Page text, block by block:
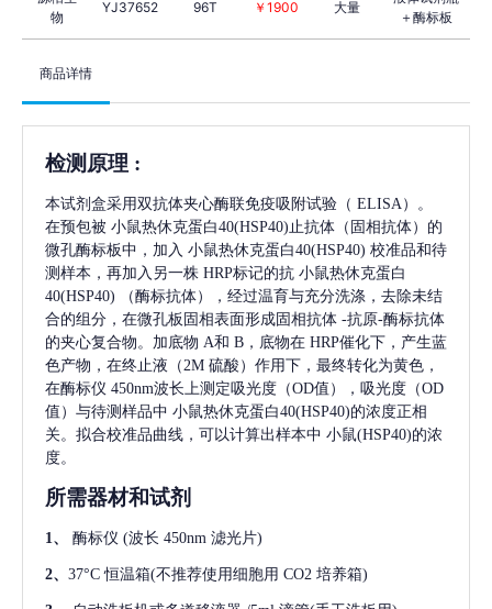
物
YJ37652 96T ￥1900 大量
＋酶标板
商品详情
检测原理 :
本试剂盒采用双抗体夹心酶联免疫吸附试验（ ELISA）。
在预包被 小鼠热休克蛋白40(HSP40)止抗体（固相抗体）的
微孔酶标板中，加入 小鼠热休克蛋白40(HSP40) 校准品和待
测样本，再加入另一株 HRP标记的抗 小鼠热休克蛋白
40(HSP40)
（酶标抗体），经过温育与充分洗涤，去除未结
合的组分，在微孔板固相表面形成固相抗体 -抗原-酶标抗体
的夹心复合物。加底物 A和 B，底物在 HRP催化下，产生蓝
色产物，在终止液（2M 硫酸）作用下，最终转化为黄色，
在酶标仪 450nm波长上测定吸光度（OD值），吸光度（OD
值）与待测样品中 小鼠热休克蛋白40(HSP40)的浓度正相
关。拟合校准品曲线，可以计算出样本中 小鼠(HSP40)的浓
度。
所需器材和试剂
1、 酶标仪 (波长 450nm 滤光片)
2、 37°C 恒温箱(不推荐使用细胞用 CO2 培养箱)